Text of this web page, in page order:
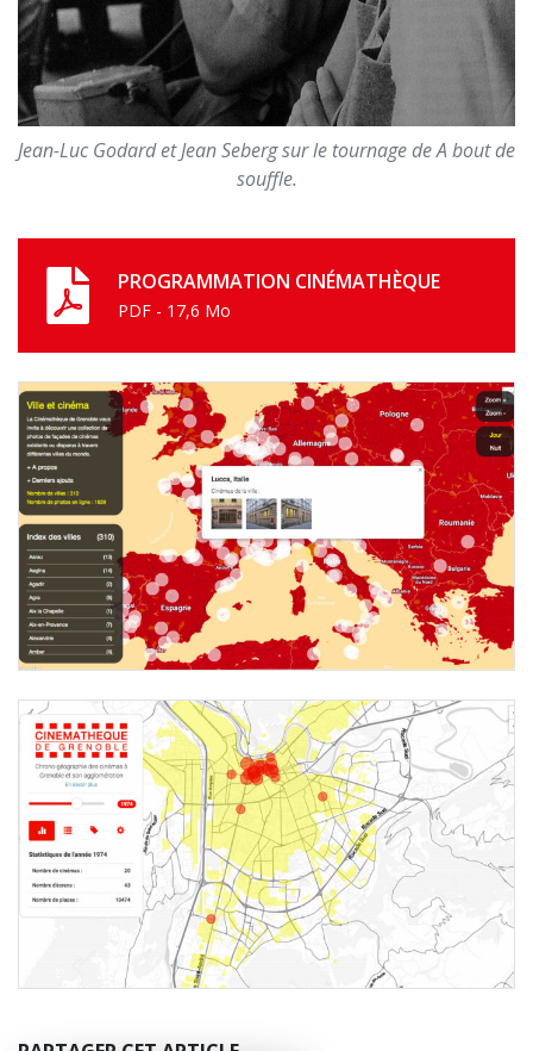
Jean-Luc Godard et Jean Seberg sur le tournage de A bout de
souffle.
PROGRAMMATION CINÉMATHÈQUE
PDF - 17,6 Mo